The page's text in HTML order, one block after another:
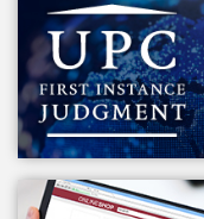
キ
ッ
プ
し
ま
す